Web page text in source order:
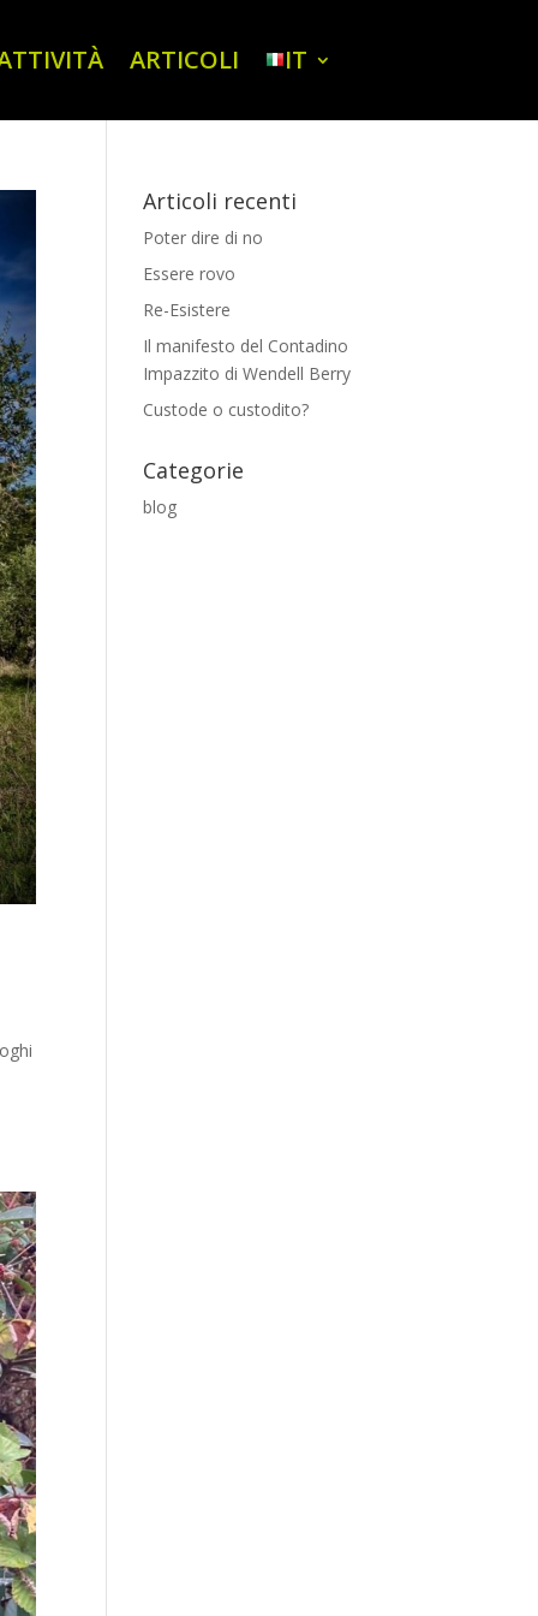
ARTICOLI IT
Articoli recenti
Poter dire di no
Essere rovo
Re-Esistere
Il manifesto del Contadino
Impazzito di Wendell Berry
Custode o custodito?
Categorie
blog